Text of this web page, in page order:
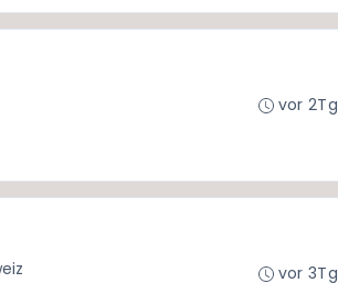
vor 2Tg
vor 3Tg